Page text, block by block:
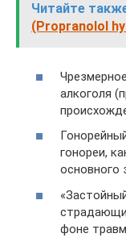
Читайте
(Propranolol
алкоголя
гонореи,
основного
фоне